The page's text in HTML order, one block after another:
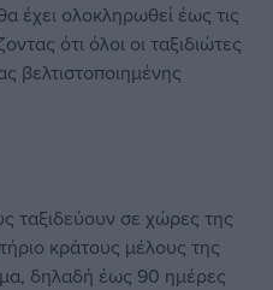
έχει ολοκληρωθεί έως τις
ότι όλοι οι ταξιδιώτες
βελτιστοποιημένης
ταξιδεύουν σε χώρες της
κράτους μέλους της
δηλαδή έως 90 ημέρες